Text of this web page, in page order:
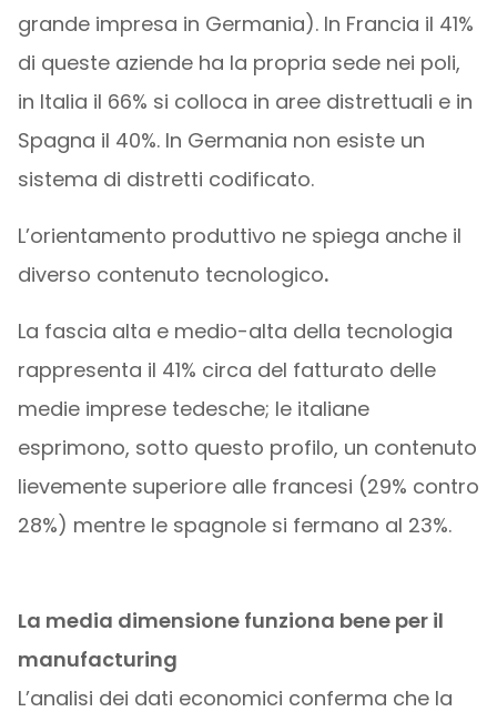
grande impresa in Germania). In Francia il 41%
di queste aziende ha la propria sede nei poli,
in Italia il 66% si colloca in aree distrettuali e in
Spagna il 40%. In Germania non esiste un
sistema di distretti codificato.
L’orientamento produttivo ne spiega anche il
diverso contenuto tecnologico.
La fascia alta e medio-alta della tecnologia
rappresenta il 41% circa del fatturato delle
medie imprese tedesche; le italiane
esprimono, sotto questo profilo, un contenuto
lievemente superiore alle francesi (29% contro
28%) mentre le spagnole si fermano al 23%.
La media dimensione funziona bene per il
manufacturing
L’analisi dei dati economici conferma che la